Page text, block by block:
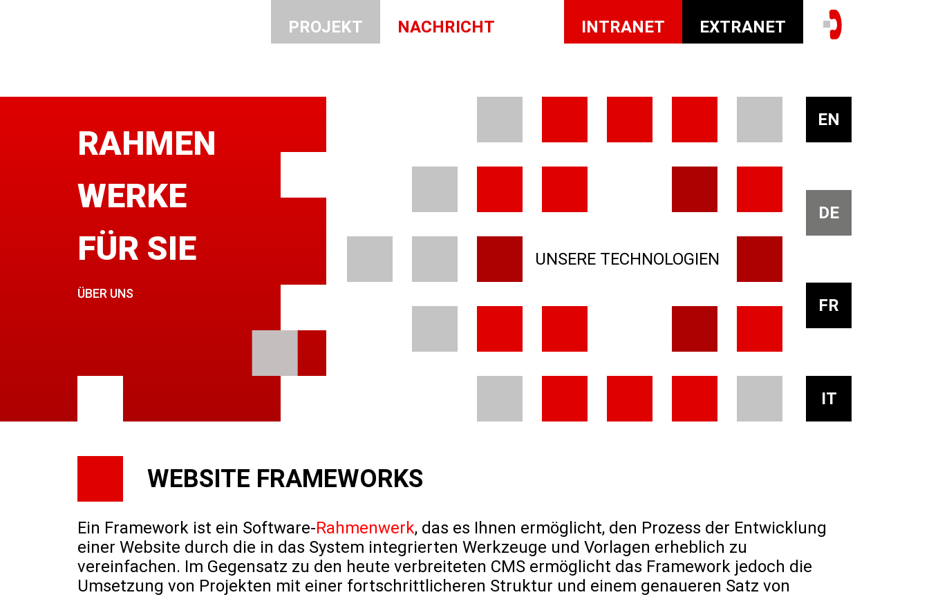
PROJEKT NACHRICHT INTRANET EXTRANET
RAHMEN
WERKE
FÜR SIE
ÜBER UNS
UNSERE TECHNOLOGIEN
EN
DE
FR
IT
WEBSITE FRAMEWORKS
Ein Framework ist ein Software-Rahmenwerk, das es Ihnen ermöglicht, den Prozess der Entwicklung
einer Website durch die in das System integrierten Werkzeuge und Vorlagen erheblich zu
vereinfachen. Im Gegensatz zu den heute verbreiteten CMS ermöglicht das Framework jedoch die
Umsetzung von Projekten mit einer fortschrittlicheren Struktur und einem genaueren Satz von